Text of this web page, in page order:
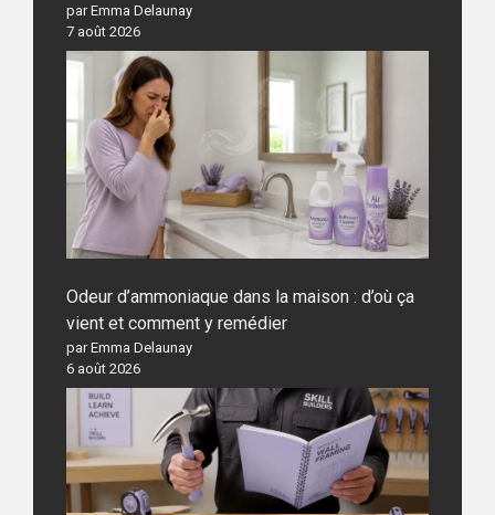
par Emma Delaunay
7 août 2026
Odeur d’ammoniaque dans la maison : d’où ça
vient et comment y remédier
par Emma Delaunay
6 août 2026